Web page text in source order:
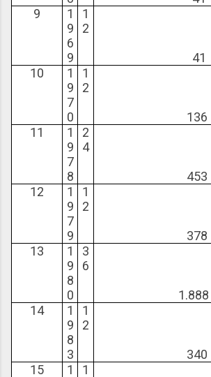
9
1
9
6
9
1
2
41
10
1
9
7
0
1
2
136
11
1
9
7
8
2
4
453
12
1
9
7
9
1
2
378
13
1
9
8
0
3
6
1.888
14
1
9
8
3
1
2
340
15
1
1